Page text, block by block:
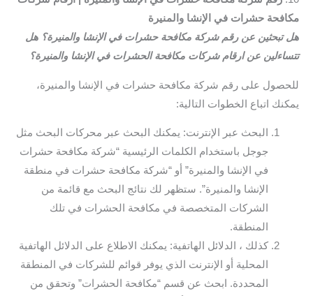
مكافحة حشرات في الإنشا والمنيرة
هل تبحثين عن رقم شركة مكافحة حشرات في الإنشا والمنيرة؟ هل
تتساءلين عن ارقام شركات مكافحة الحشرات في الإنشا والمنيرة؟
للحصول على رقم شركة مكافحة حشرات في الإنشا والمنيرة،
يمكنك اتباع الخطوات التالية:
البحث عبر الإنترنت: يمكنك البحث عبر محركات البحث مثل
جوجل باستخدام الكلمات الرئيسية “شركة مكافحة حشرات
في الإنشا والمنيرة” أو “شركة مكافحة حشرات في منطقة
الإنشا والمنيرة”. ستظهر لك نتائج البحث مع قائمة من
الشركات المتخصصة في مكافحة الحشرات في تلك
المنطقة.
كذلك ، الدلائل الهاتفية: يمكنك الاطلاع على الدلائل الهاتفية
المحلية أو الإنترنت الذي يوفر قوائم للشركات في المنطقة
المحددة. ابحث عن قسم “مكافحة الحشرات” وتحقق من